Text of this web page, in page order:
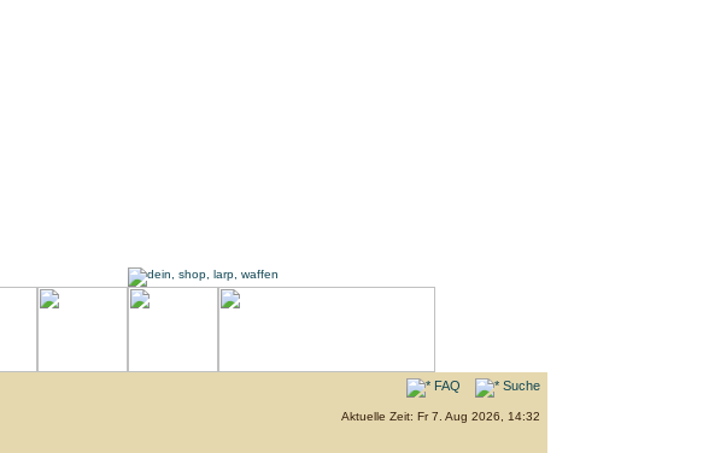
FAQ Suche
Aktuelle Zeit: Fr 7. Aug 2026, 14:32